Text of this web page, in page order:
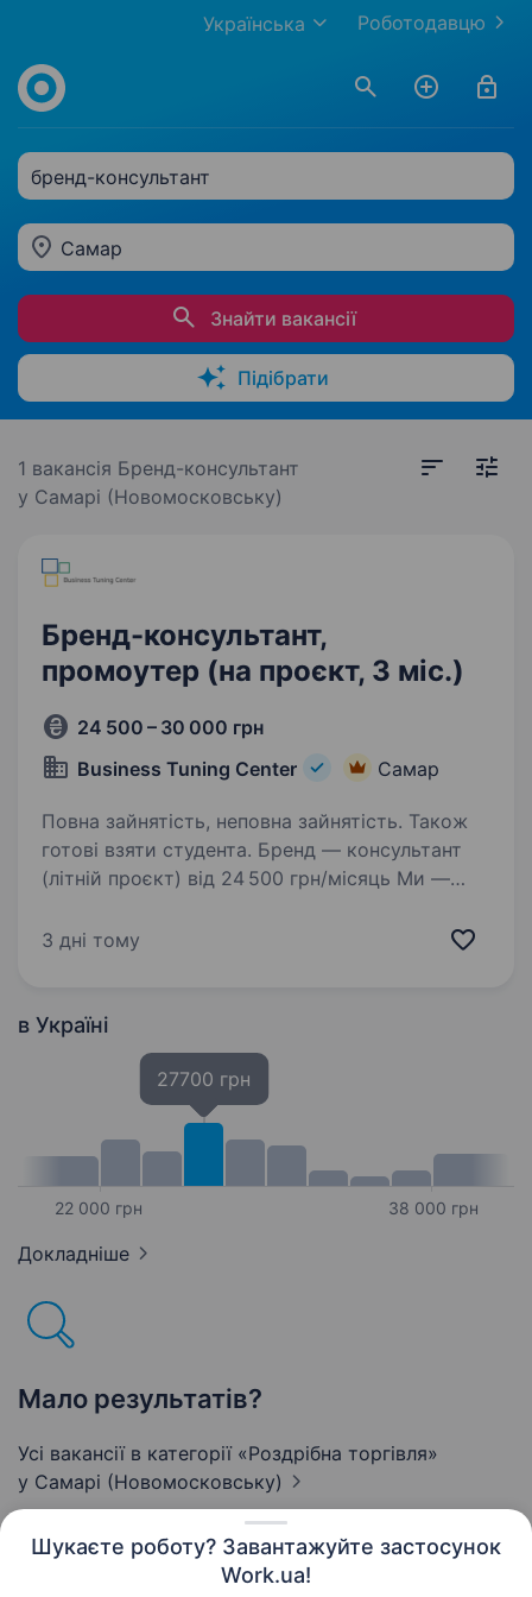
Шукаєте роботу? Завантажуйте застосунок
Work.ua!
Роботодавцю
Українська
бренд-консультант
Самар
Знайти вакансії
Підібрати
1 вакансія Бренд-консультант
у Самарі (Новомосковську)
Бренд-консультант,
промоутер (на проєкт, 3 міс.)
24 500 – 30 000 грн
Business Tuning Center
Самар
Повна зайнятість, неповна зайнятість. Також
готові взяти студента. Бренд — консультант
(літній проєкт) від 24 500 грн/місяць Ми —
агенцій маркетингових комунікацій України,
3 дні тому
в Україні
22 000 грн
27700 грн
38 000 грн
Докладніше
Мало результатів?
Усі вакансії в категорії «Роздрібна торгівля»
у Самарі (Новомосковську)